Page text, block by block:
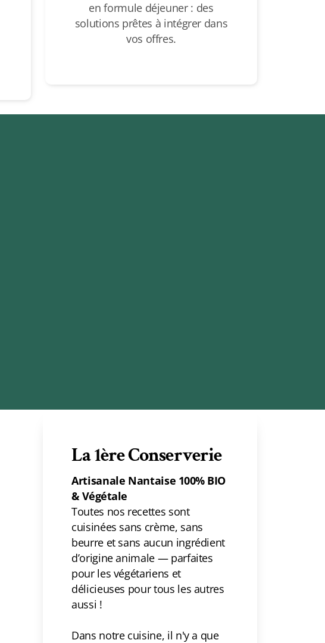
en formule déjeuner : des
solutions prêtes à intégrer dans
vos offres.
La 1ère Conserverie
Artisanale Nantaise 100% BIO
& Végétale
Toutes nos recettes sont
cuisinées sans crème, sans
beurre et sans aucun ingrédient
d’origine animale — parfaites
pour les végétariens et
délicieuses pour tous les autres
aussi !
Dans notre cuisine, il n'y a que